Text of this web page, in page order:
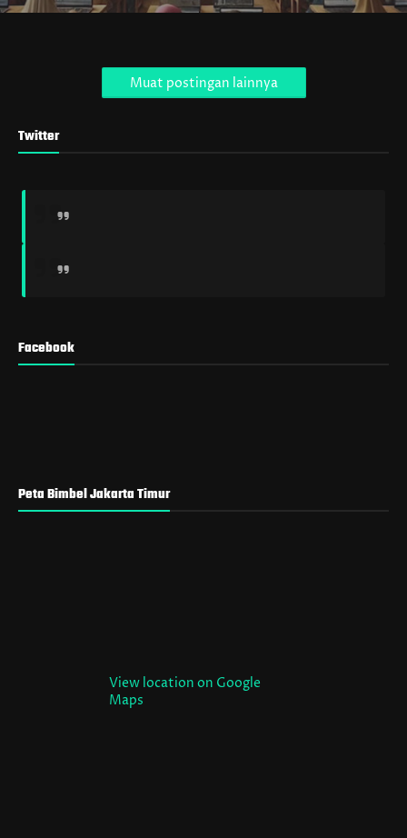
Muat postingan lainnya
Twitter
Facebook
Peta Bimbel Jakarta Timur
View location on Google
Maps